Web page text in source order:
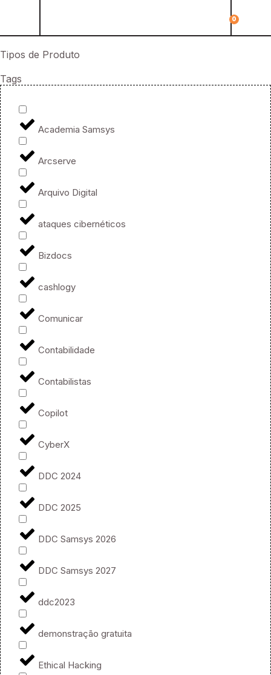
0
Tipos de Produto
Tags
Academia Samsys
Arcserve
Arquivo Digital
ataques cibernéticos
Bizdocs
cashlogy
Comunicar
Contabilidade
Contabilistas
Copilot
CyberX
DDC 2024
DDC 2025
DDC Samsys 2026
DDC Samsys 2027
ddc2023
demonstração gratuita
Ethical Hacking